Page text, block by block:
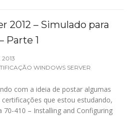
2012 – Simulado para
Parte 1
2013
WINDOWS SERVER
com a ideia de postar algumas
que estou estudando,
70-410 – Installing and Configuring